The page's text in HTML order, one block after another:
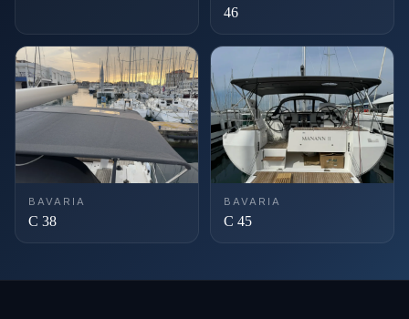
46
BAVARIA
C 38
BAVARIA
C 45